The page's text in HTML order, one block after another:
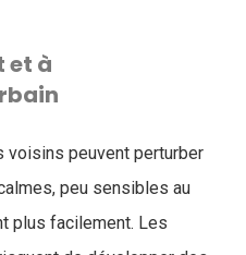
et à
voisins peuvent perturber
peu sensibles au
plus facilement. Les